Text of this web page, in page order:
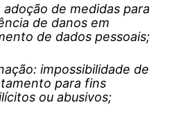
adoção de medidas para
de danos em
de dados pessoais;
impossibilidade de
para fins
ou abusivos;